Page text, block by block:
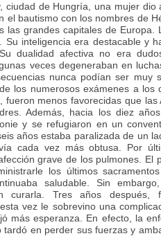
ciudad de Hungría, una mujer
el bautismo con los nombres de
las grandes capitales de Europa.
Su inteligencia era destacable y
dualidad afectiva no era
veces degeneraban en
nunca podían ser muy
los numerosos exámenes a los
fueron menos favorecidas que
Además, hacia los diez
y se refugiaron en un
años estaba paralizada de un
cada vez más obtusa. Por
grave de los pulmones. El
los últimos
saludable. Sin
curarla. Tres años
vez le sobrevino una
más esperanza. En efecto, la
tardó en perder sus fuerzas y